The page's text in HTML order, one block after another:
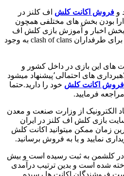
و فروش اکانت کلش اف کلنز در
دارا بودن بخش های مختلفی همچون
درج آگهی اکانت٬خرید اکانت٬بخش اخبار و آموزش بازی کلش اف
کلنز وبسایتی کامل و مفید را برای طرفداران clash of clans به وجود
های این بازی در داخل کشور و
جلوگیری از سو استفاده و کلاهبرداری های احتمالی٬پیشنهاد میشود
فروش اکانت کلش خود را دارید.حتما
مراجعه فرمایید.
الکترونیک از وزارت صنعت و معدن
بازی کلش اف کلنز در ایران
زمان ممکن میتوانید اکانت کلش
نمایید و یا به فروش برسانید.
بیش از ۵۰۰ اکانت در کلشمن به ثبت رسیده است و بیش
فروخته شده است و بدین ترتیب درآمدی